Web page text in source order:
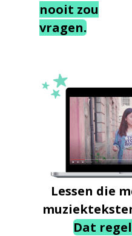
nooit zou
vragen.
Lessen die
Dat